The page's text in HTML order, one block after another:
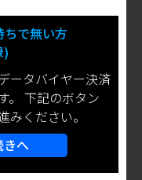
で無い方
)
ータバイヤー決済
。 下記のボタン
みください。
へ